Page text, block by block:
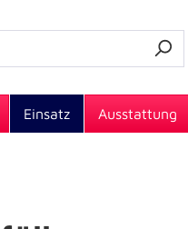
Einsatz Ausstattung